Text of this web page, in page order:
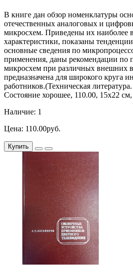
В книге дан обзор номенклатуры
отечественных аналоговых и
микросхем. Приведены их наиболее
характеристики, показаны
основные сведения по
применения, даны рекомендации по
микросхем при различных внешних
предназначена для широкого круга
работников.(Техническая
Состояние хорошее, 110.00, 15х22
Наличие: 1
Цена: 110.00руб.
Купить